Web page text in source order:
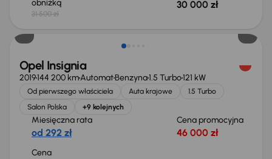
obniżką
31 500 zł
30 000 zł
Możliwość odliczenia VAT
Opel Insignia
2019144 200 kmAutomatBenzyna1.5 Turbo121 kW
Od pierwszego właściciela Auta krajowe
1.5 Turbo
Salon Polska
+9 kolejnych
Miesięczna rata
od 292 zł
Cena promocyjna
46 000 zł
Cena